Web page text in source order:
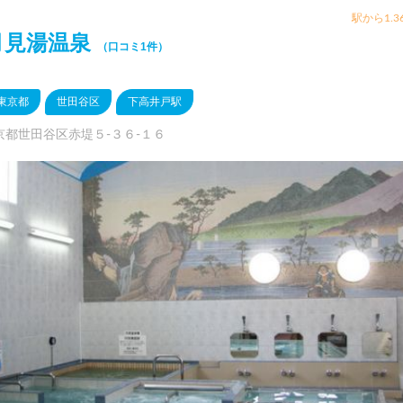
駅から
湯温泉 （口コミ1件）
京都 世田谷区 下高井戸駅
都世田谷区赤堤５-３６-１６